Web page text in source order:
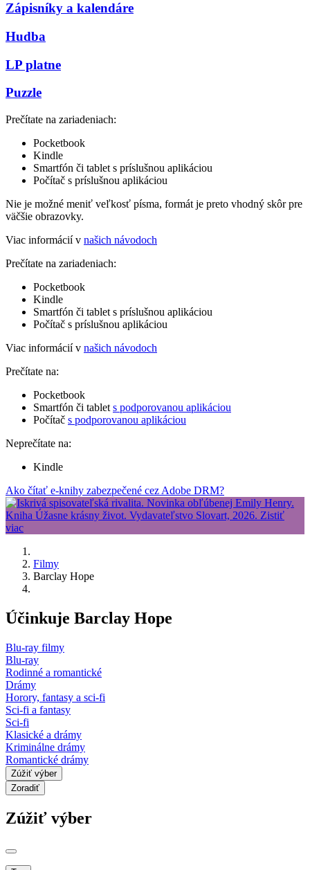
Zápisníky a kalendáre
Hudba
LP platne
Puzzle
Prečítate na zariadeniach:
Pocketbook
Kindle
Smartfón či tablet s príslušnou aplikáciou
Počítač s príslušnou aplikáciou
Nie je možné meniť veľkosť písma, formát je preto vhodný skôr pre
väčšie obrazovky.
Viac informácií v našich návodoch
Prečítate na zariadeniach:
Pocketbook
Kindle
Smartfón či tablet s príslušnou aplikáciou
Počítač s príslušnou aplikáciou
Viac informácií v našich návodoch
Prečítate na:
Pocketbook
Smartfón či tablet s podporovanou aplikáciou
Počítač s podporovanou aplikáciou
Neprečítate na:
Kindle
Ako čítať e-knihy zabezpečené cez Adobe DRM?
Filmy
Barclay Hope
Účinkuje Barclay Hope
Blu-ray filmy
Blu-ray
Rodinné a romantické
Drámy
Horory, fantasy a sci-fi
Sci-fi a fantasy
Sci-fi
Klasické a drámy
Kriminálne drámy
Romantické drámy
Zúžiť výber
Zoradiť
Zúžiť výber